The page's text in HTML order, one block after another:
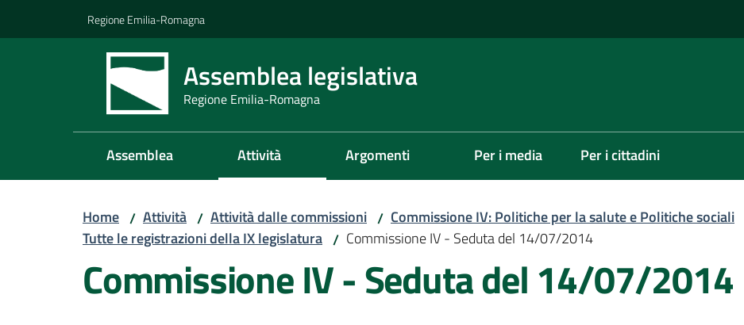
Regione Emilia-Romagna
Assemblea legislativa
Regione Emilia-Romagna
Assemblea Attività Argomenti Per i media Per i cittadini
Home / Attività / Attività dalle commissioni / Commissione IV: Politiche per la salute e Politiche sociali
Tutte le registrazioni della IX legislatura / Commissione IV - Seduta del 14/07/2014
Commissione IV - Seduta del 14/07/2014